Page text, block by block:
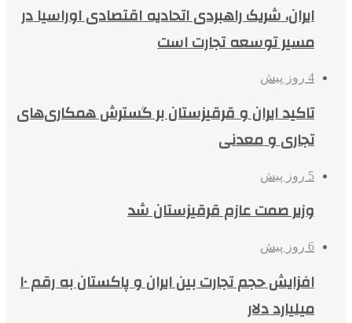
ایران، شریک راهبردی اتحادیه اقتصادی اوراسیا در
مسیر توسعه تجارت است
4 روز پیش
تاکید ایران و قرقیزستان بر گسترش همکاری‌های
تجاری و معدنی
5 روز پیش
وزیر صمت عازم قرقیزستان شد
6 روز پیش
افزایش حجم تجارت بین ایران و پاکستان به رقم ۱۰
میلیارد دلار